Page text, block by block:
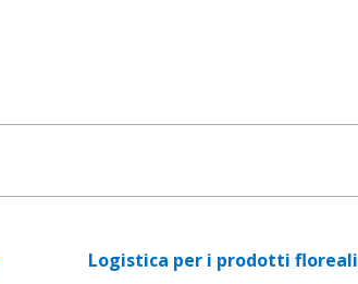
Logistica per i prodotti floreali